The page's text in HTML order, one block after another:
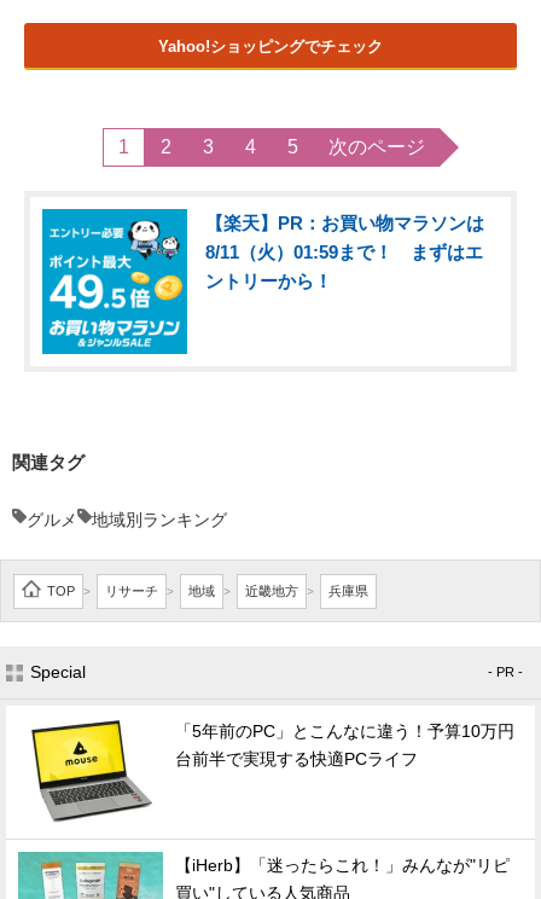
Yahoo!ショッピングでチェック
1 2 3 4 5 次のページ
【楽天】PR：お買い物マラソンは
8/11（火）01:59まで！ まずはエ
ントリーから！
関連タグ
グルメ 地域別ランキング
TOP > リサーチ > 地域 > 近畿地方 > 兵庫県
Special - PR -
「5年前のPC」とこんなに違う！予算10万円
台前半で実現する快適PCライフ
【iHerb】「迷ったらこれ！」みんなが"リピ
買い"している人気商品